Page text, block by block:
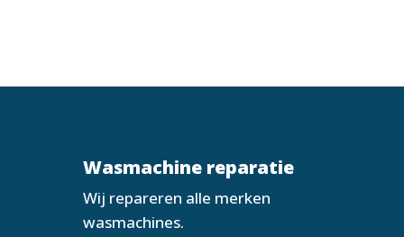
Wasmachine reparatie
Wij repareren alle merken
wasmachines.